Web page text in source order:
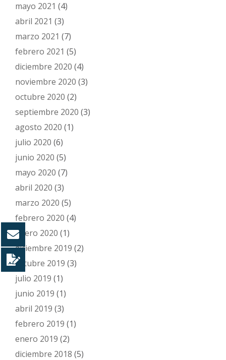
mayo 2021 (4)
abril 2021 (3)
marzo 2021 (7)
febrero 2021 (5)
diciembre 2020 (4)
noviembre 2020 (3)
octubre 2020 (2)
septiembre 2020 (3)
agosto 2020 (1)
julio 2020 (6)
junio 2020 (5)
mayo 2020 (7)
abril 2020 (3)
marzo 2020 (5)
febrero 2020 (4)
enero 2020 (1)
diciembre 2019 (2)
octubre 2019 (3)
julio 2019 (1)
junio 2019 (1)
abril 2019 (3)
febrero 2019 (1)
enero 2019 (2)
diciembre 2018 (5)